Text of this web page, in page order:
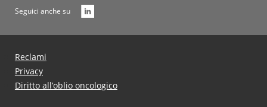
Seguici anche su
Reclami
Privacy
Diritto all’oblio oncologico